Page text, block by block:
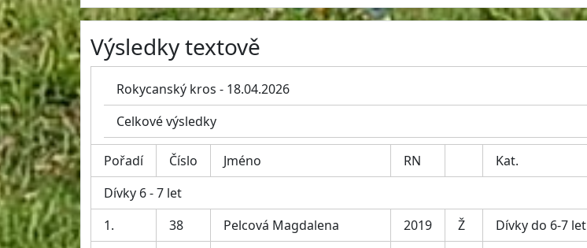
Výsledky textově
Rokycanský kros - 18.04.2026
Celkové výsledky
Pořadí Číslo Jméno RN Kat.
Dívky 6 - 7 let
1.
38 Pelcová Magdalena 2019 Ž Dívky do 6-7 let